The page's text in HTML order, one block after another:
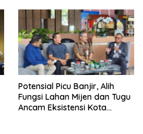
Potensial Picu Banjir, Alih
Fungsi Lahan Mijen dan Tugu
Ancam Eksistensi Kota